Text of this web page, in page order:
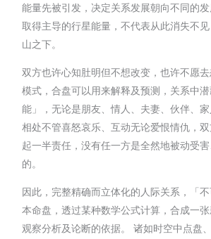
能量先被引发，决定关系发展朝向不同的
取得主导的行星能量，不代表从此消失不
山之下。
双方也许心知肚明但不想改变，也许不愿
模式，合盘可以用来解释及预测，关系中
能」，无论是朋友、情人、夫妻、伙伴、家
相处不管喜怒哀乐、互动无论爱恨情仇，
起一半责任，没有任一方是全然地被动受
的。
因此，完整精确而立体化的人际关系，「
本命盘，透过某种数学公式计算，合成一
观察分析及论断的依据。 诸如时空中点盘